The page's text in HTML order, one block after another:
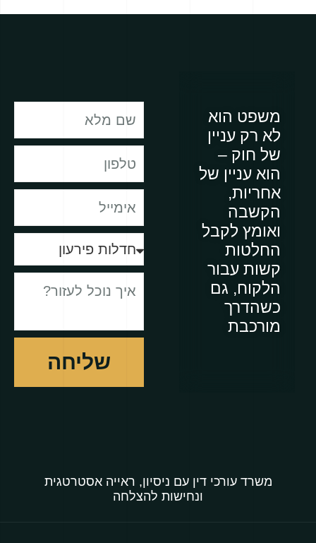
משפט הוא
לא רק עניין
של חוק –
הוא עניין של
אחריות,
הקשבה
ואומץ לקבל
החלטות
קשות עבור
הלקוח, גם
כשהדרך
מורכבת
שליחה
משרד עורכי דין עם ניסיון, ראייה אסטרטגית
ונחישות להצלחה